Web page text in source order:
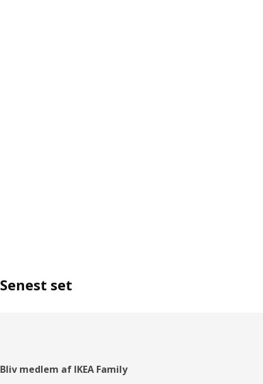
Senest set
Footer
Bliv medlem af IKEA Family